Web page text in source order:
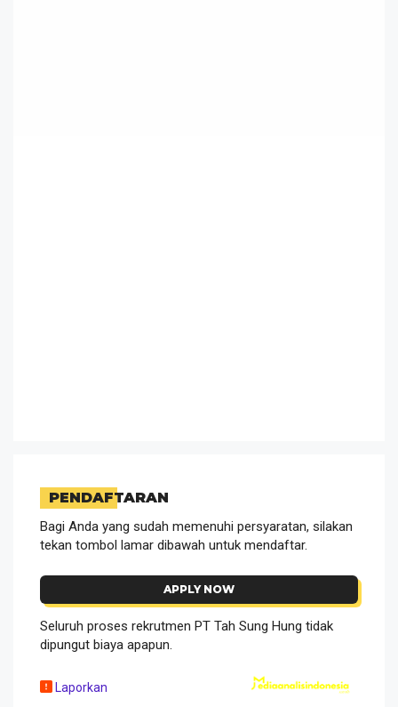
PENDAFTARAN
Bagi Anda yang sudah memenuhi persyaratan, silakan
tekan tombol lamar dibawah untuk mendaftar.
APPLY NOW
Seluruh proses rekrutmen PT Tah Sung Hung tidak
dipungut biaya apapun.
Laporkan